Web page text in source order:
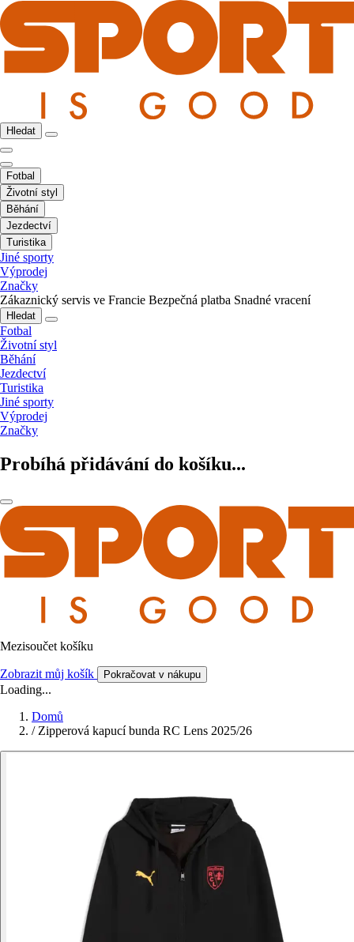
Hledat
Fotbal
Životní styl
Běhání
Jezdectví
Turistika
Jiné sporty
Výprodej
Značky
Zákaznický servis ve Francie Bezpečná platba Snadné vracení
Hledat
Fotbal
Životní styl
Běhání
Jezdectví
Turistika
Jiné sporty
Výprodej
Značky
Probíhá přidávání do košíku...
Mezisoučet košíku
Zobrazit můj košík Pokračovat v nákupu
Loading...
Domů
/ Zipperová kapucí bunda RC Lens 2025/26